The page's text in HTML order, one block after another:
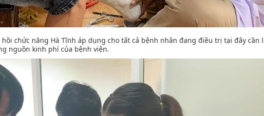
chức năng Hà Tĩnh áp dụng cho tất cả bệnh nhân đang điều trị tại đây cần
nguồn kinh phí của bệnh viện.